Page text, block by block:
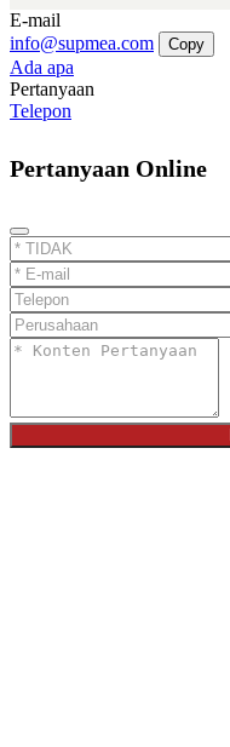
E-mail
info@supmea.com
Copy
Ada apa
Pertanyaan
Telepon
Pertanyaan Online